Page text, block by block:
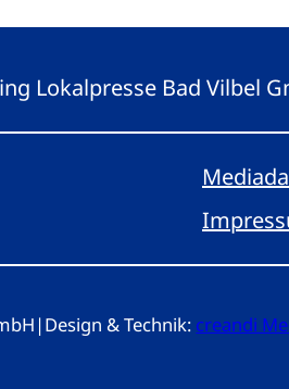
Lokalpresse Bad Vilbel
|Design & Technik: creandi